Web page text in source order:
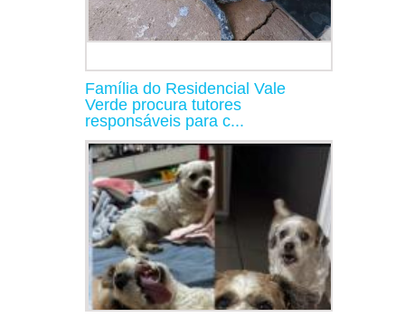
Família do Residencial Vale
Verde procura tutores
responsáveis para c...